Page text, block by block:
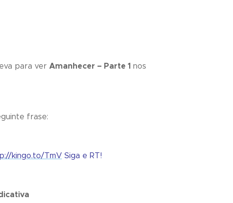
para ver Amanhecer – Parte 1 nos
frase:
kingo.to/TmV Siga e RT!